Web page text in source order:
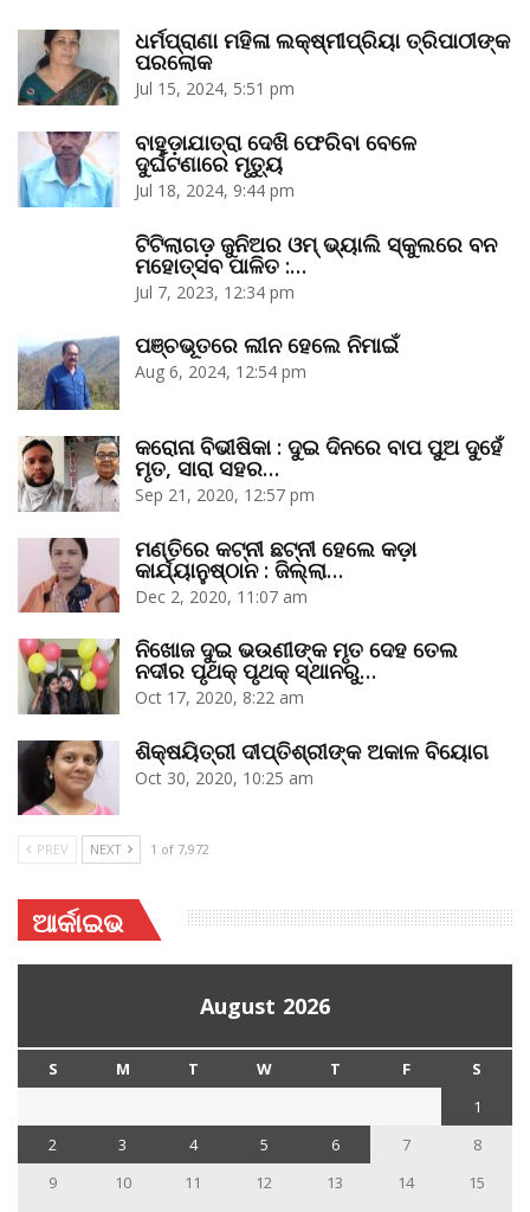
ଧର୍ମପ୍ରାଣା ମହିଳା ଲକ୍ଷ୍ମୀପ୍ରିୟା ତ୍ରିପାଠୀଙ୍କ
ପରଲୋକ
Jul 15, 2024, 5:51 pm
ବାହୁଡ଼ାଯାତ୍ରା ଦେଖି ଫେରିବା ବେଳେ
ଦୁର୍ଘଟଣାରେ ମୃତ୍ୟୁ
Jul 18, 2024, 9:44 pm
ଟିଟିଲାଗଡ଼ ଜୁନିଅର ଓମ୍‌ ଭ୍ୟାଲି ସ୍କୁଲରେ ବନ
ମହୋତ୍ସବ ପାଳିତ :…
Jul 7, 2023, 12:34 pm
ପଞ୍ଚଭୂତରେ ଲୀନ ହେଲେ ନିମାଇଁ
Aug 6, 2024, 12:54 pm
କରୋନା ବିଭୀଷିକା : ଦୁଇ ଦିନରେ ବାପ ପୁଅ ଦୁହେଁ
ମୃତ, ସାରା ସହର…
Sep 21, 2020, 12:57 pm
ମଣ୍ତିରେ କଟ୍‌ନୀ ଛଟ୍‌ନୀ ହେଲେ କଡ଼ା
କାର୍ଯ୍ୟାନୁଷ୍ଠାନ : ଜିଲ୍ଲା…
Dec 2, 2020, 11:07 am
ନିଖୋଜ ଦୁଇ ଭଉଣୀଙ୍କ ମୃତ ଦେହ ତେଲ
ନଦୀର ପୃଥକ୍‌ ପୃଥକ୍‌ ସ୍ଥାନରୁ…
Oct 17, 2020, 8:22 am
ଶିକ୍ଷୟିତ୍ରୀ ଦୀପ୍ତିଶ୍ରୀଙ୍କ ଅକାଳ ବିୟୋଗ
Oct 30, 2020, 10:25 am
PREV NEXT 1 of 7,972
ଆର୍କାଇଭ
August 2026
S M T W T F
S
1
2
3 4 5 6 7
8
9
10 11 12 13 14
15